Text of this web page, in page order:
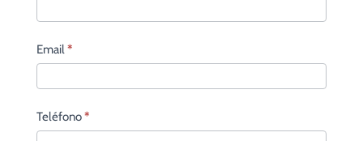
Email*
Teléfono*